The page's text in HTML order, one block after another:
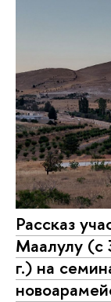
Рассказ
Маалулу (с
г.) на